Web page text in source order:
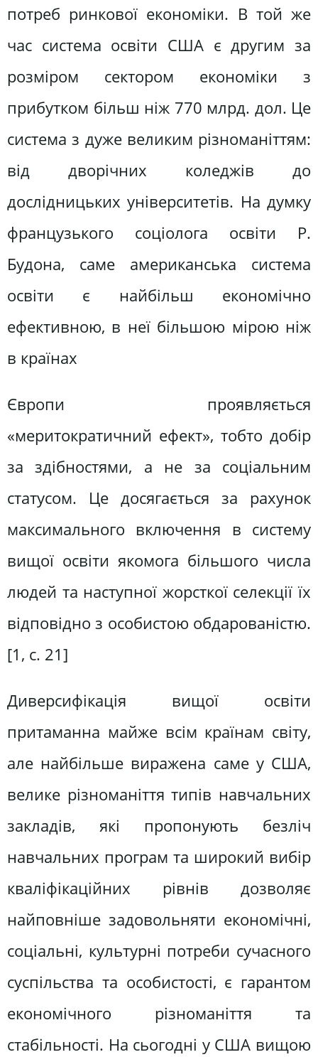
потреб ринкової економіки. В той же
час система освіти США є другим за
розміром сектором економіки з
прибутком більш ніж 770 млрд. дол. Це
система з дуже великим різноманіттям:
від дворічних коледжів до
дослідницьких університетів. На думку
французького соціолога освіти Р.
Будона, саме американська система
освіти є найбільш економічно
ефективною, в неї більшою мірою ніж
в країнах
Європи проявляється
«меритократичний ефект», тобто добір
за здібностями, а не за соціальним
статусом. Це досягається за рахунок
максимального включення в систему
вищої освіти якомога більшого числа
людей та наступної жорсткої селекції їх
відповідно з особистою обдарованістю.
[1, с. 21]
Диверсифікація вищої освіти
притаманна майже всім країнам світу,
але найбільше виражена саме у США,
велике різноманіття типів навчальних
закладів, які пропонують безліч
навчальних програм та широкий вибір
кваліфікаційних рівнів дозволяє
найповніше задовольняти економічні,
соціальні, культурні потреби сучасного
суспільства та особистості, є гарантом
економічного різноманіття та
стабільності. На сьогодні у США вищою